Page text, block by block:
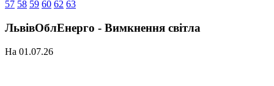
57 58 59 60 62 63
ЛьвівОблЕнерго - Вимкнення світла
На 01.07.26